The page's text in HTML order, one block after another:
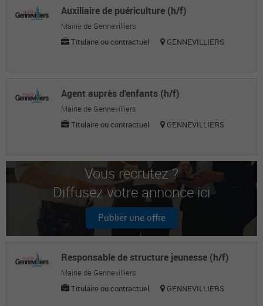
Rebecca J.
Garde d’enfant
Megane S.
Secrétaire / assistante
Manutentionnaire
Sandrine L.
Former adultes
Céline L.
Responsable recrutement -gpeec
Auxiliaire de puériculture (h/f)
Mairie de Gennevilliers
Titulaire ou contractuel
GENNEVILLIERS
Agent auprès d'enfants (h/f)
Mairie de Gennevilliers
Titulaire ou contractuel
GENNEVILLIERS
Vous recrutez ?
Diffusez votre annonce ici
Publier une offre
Responsable de structure jeunesse (h/f)
Mairie de Gennevilliers
Titulaire ou contractuel
GENNEVILLIERS